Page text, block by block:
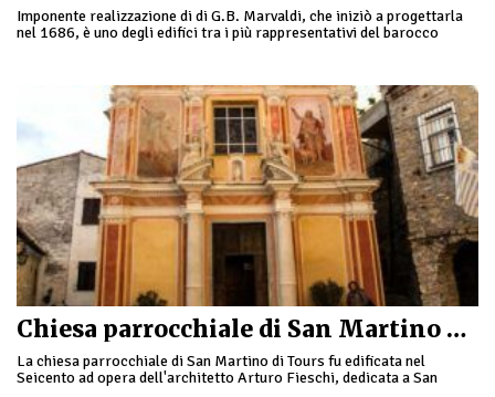
Imponente realizzazione di di G.B. Marvaldi, che iniziò a progettarla
nel 1686, è uno degli edifici tra i più rappresentativi del barocco
Chiesa parrocchiale di San Martino di Tours
La chiesa parrocchiale di San Martino di Tours fu edificata nel
Seicento ad opera dell'architetto Arturo Fieschi, dedicata a San